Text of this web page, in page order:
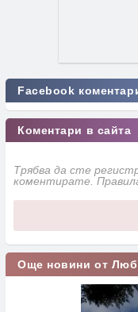
Facebook
Коментари в сайта
Трябва да сте
коментирате.
Още новини от